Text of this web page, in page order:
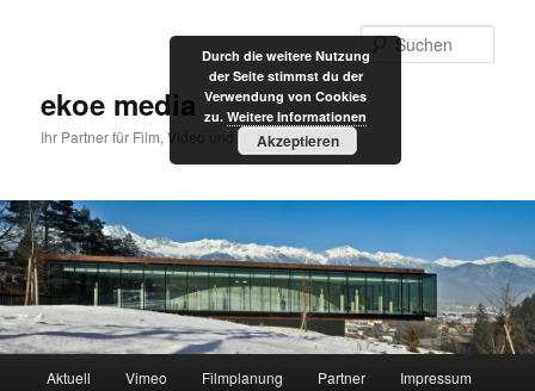
ekoe media
Ihr Partner für Film, Video und Internet
Aktuell Vimeo Filmplanung Partner Impressum
Durch die weitere Nutzung
der Seite stimmst du der
Verwendung von Cookies
zu. Weitere Informationen
Akzeptieren